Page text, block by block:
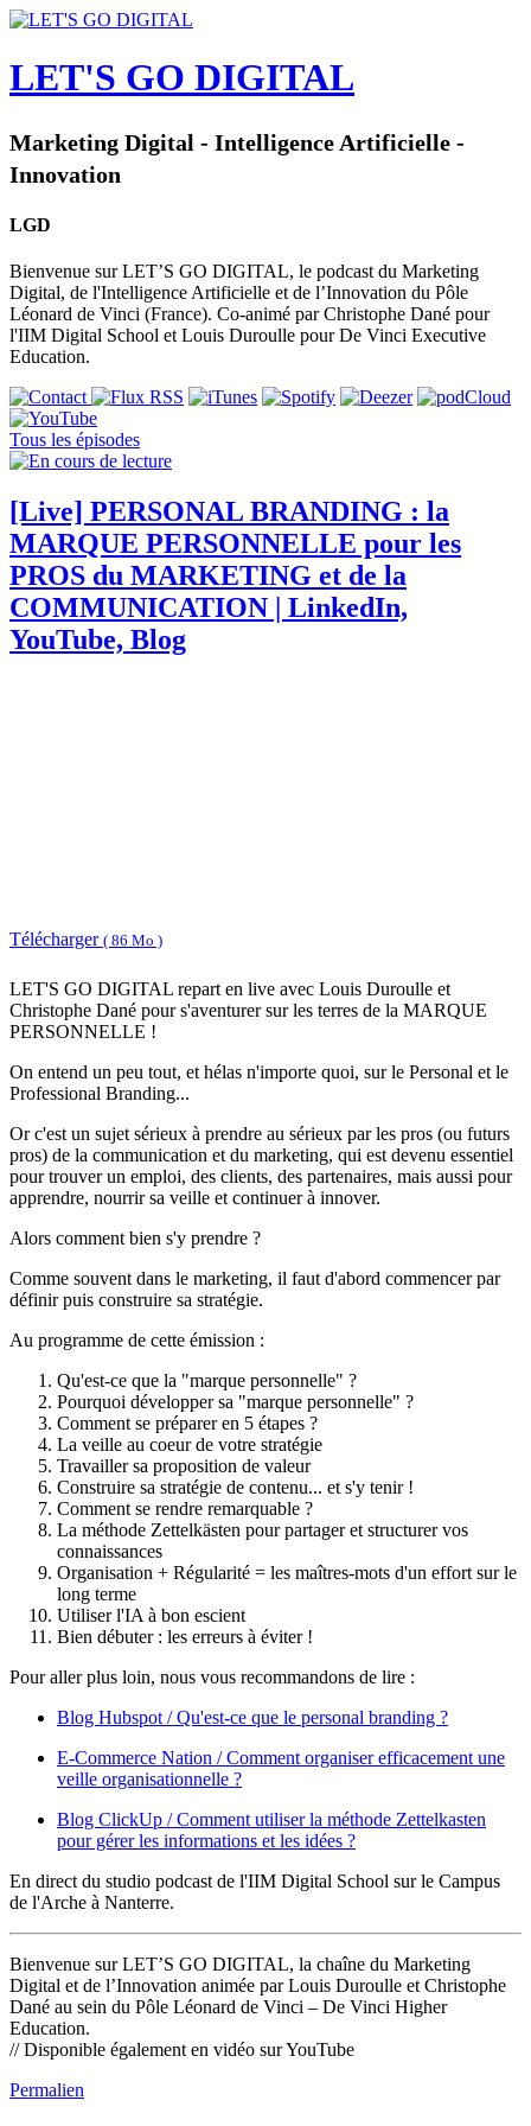
LET'S GO DIGITAL
Marketing Digital - Intelligence Artificielle -
Innovation
LGD
Bienvenue sur LET’S GO DIGITAL, le podcast du Marketing
Digital, de l'Intelligence Artificielle et de l’Innovation du Pôle
Léonard de Vinci (France). Co-animé par Christophe Dané pour
l'IIM Digital School et Louis Duroulle pour De Vinci Executive
Education.
Tous les épisodes
[Live] PERSONAL BRANDING : la
MARQUE PERSONNELLE pour les
PROS du MARKETING et de la
COMMUNICATION | LinkedIn,
YouTube, Blog
Télécharger ( 86 Mo )
LET'S GO DIGITAL repart en live avec Louis Duroulle et
Christophe Dané pour s'aventurer sur les terres de la MARQUE
PERSONNELLE !
On entend un peu tout, et hélas n'importe quoi, sur le Personal et le
Professional Branding...
Or c'est un sujet sérieux à prendre au sérieux par les pros (ou futurs
pros) de la communication et du marketing, qui est devenu essentiel
pour trouver un emploi, des clients, des partenaires, mais aussi pour
apprendre, nourrir sa veille et continuer à innover.
Alors comment bien s'y prendre ?
Comme souvent dans le marketing, il faut d'abord commencer par
définir puis construire sa stratégie.
Au programme de cette émission :
Qu'est-ce que la "marque personnelle" ?
Pourquoi développer sa "marque personnelle" ?
Comment se préparer en 5 étapes ?
La veille au coeur de votre stratégie
Travailler sa proposition de valeur
Construire sa stratégie de contenu... et s'y tenir !
Comment se rendre remarquable ?
La méthode Zettelkästen pour partager et structurer vos
connaissances
Organisation + Régularité = les maîtres-mots d'un effort sur le
long terme
Utiliser l'IA à bon escient
Bien débuter : les erreurs à éviter !
Pour aller plus loin, nous vous recommandons de lire :
Blog Hubspot / Qu'est-ce que le personal branding ?
E-Commerce Nation / Comment organiser efficacement une
veille organisationnelle ?
Blog ClickUp / Comment utiliser la méthode Zettelkasten
pour gérer les informations et les idées ?
En direct du studio podcast de l'IIM Digital School sur le Campus
de l'Arche à Nanterre.
Bienvenue sur LET’S GO DIGITAL, la chaîne du Marketing
Digital et de l’Innovation animée par Louis Duroulle et Christophe
Dané au sein du Pôle Léonard de Vinci – De Vinci Higher
Education.
// Disponible également en vidéo sur YouTube
Permalien